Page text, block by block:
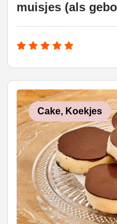
muisjes (als
Cake, Koekjes